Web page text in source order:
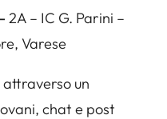
2A – IC G. Parini –
Varese
un
chat e post